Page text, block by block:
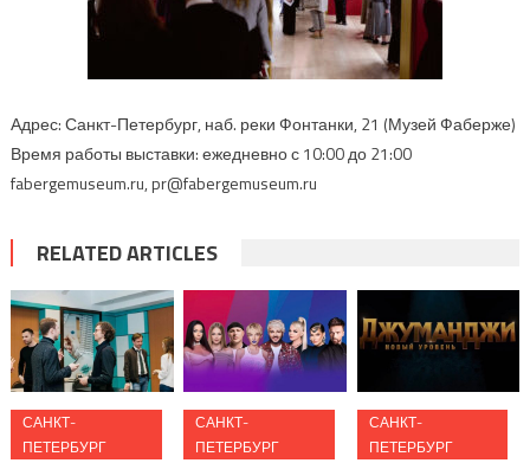
Адрес: Санкт-Петербург, наб. реки Фонтанки, 21 (Музей Фаберже)
Время работы выставки: ежедневно с 10:00 до 21:00
fabergemuseum.ru, pr@fabergemuseum.ru
RELATED ARTICLES
САНКТ-
ПЕТЕРБУРГ
САНКТ-
ПЕТЕРБУРГ
САНКТ-
ПЕТЕРБУРГ